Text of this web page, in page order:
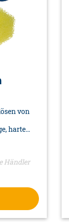
von
harte
Händler